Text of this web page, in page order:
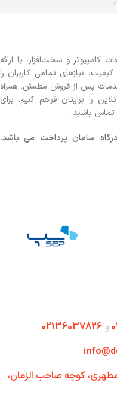
و سخت‌افزار، با ارائه
نیازهای تمامی کاربران را
پس از فروش مطمئن، همراه
را برایتان فراهم کنیم. برای
تماس باشید.
سامان پرداخت می باشد.
و 02136037826
کوچه صاحب الزمان،